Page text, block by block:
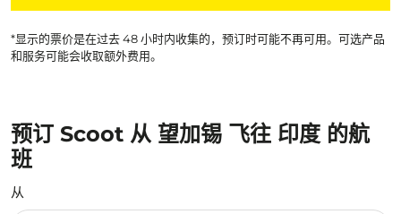
*显示的票价是在过去 48 小时内收集的，预订时可能不再可用。可选产品
和服务可能会收取额外费用。
预订 Scoot 从 望加锡 飞往 印度 的航
班
从